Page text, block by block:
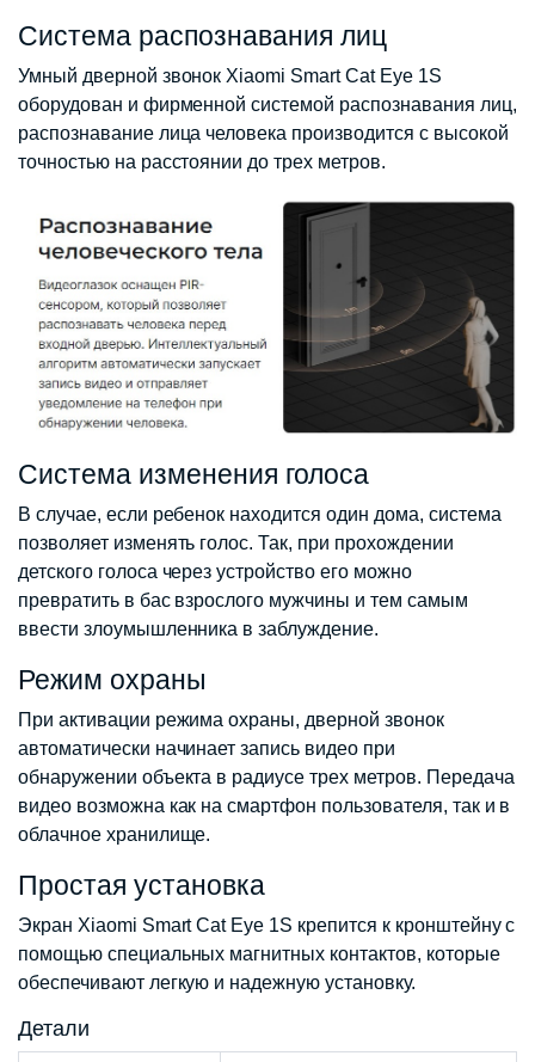
Система распознавания лиц
Умный дверной звонок Xiaomi Smart Cat Eye 1S
оборудован и фирменной системой распознавания лиц,
распознавание лица человека производится с высокой
точностью на расстоянии до трех метров.
Система изменения голоса
В случае, если ребенок находится один дома, система
позволяет изменять голос. Так, при прохождении
детского голоса через устройство его можно
превратить в бас взрослого мужчины и тем самым
ввести злоумышленника в заблуждение.
Режим охраны
При активации режима охраны, дверной звонок
автоматически начинает запись видео при
обнаружении объекта в радиусе трех метров. Передача
видео возможна как на смартфон пользователя, так и в
облачное хранилище.
Простая установка
Экран Xiaomi Smart Cat Eye 1S крепится к кронштейну с
помощью специальных магнитных контактов, которые
обеспечивают легкую и надежную установку.
Детали